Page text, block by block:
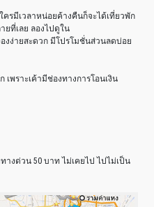
ครมีเวลาหน่อยค้างคืนก็จะได้เที่ยวพัก
ยที่เลย ลองไปดูใน
งง่ายสะดวก มีโปรโมชั่นส่วนลดบ่อย
พราะเค้ามีช่องทางการโอนเงิน
งด่วน 50 บาท ไม่เคยไป ไปไม่เป็น